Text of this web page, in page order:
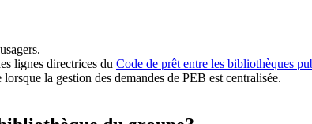
lignes directrices du Code de prêt entre les bibliothèques
la gestion des demandes de PEB est centralisée.